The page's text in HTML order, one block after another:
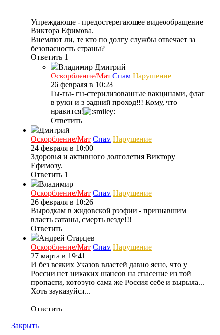
Упреждающе - предостерегающее видеообращение
Виктора Ефимова.
Внемлют ли, те кто по долгу службы отвечает за
безопасность страны?
Ответить 1
Владимир Дмитрий
Оскорбление/Мат Спам Нарушение
26 февраля в 10:28
Гы-гы- гы-стерилизованные вакцинами, флаг
в руки и в задний проход!!! Кому, что
нравится!
Ответить
Дмитрий
Оскорбление/Мат Спам Нарушение
24 февраля в 10:00
Здоровья и активного долголетия Виктору
Ефимову.
Ответить 1
Владимир
Оскорбление/Мат Спам Нарушение
26 февраля в 10:26
Выродкам в жидовской рээфии - признавшим
власть сатаны, смерть везде!!!
Ответить
Андрей Старцев
Оскорбление/Мат Спам Нарушение
27 марта в 19:41
И без всяких Указов властей давно ясно, что у
России нет никаких шансов на спасение из той
пропасти, которую сама же Россия себе и вырыла...
Хоть зауказуйся...
Ответить
Закрыть